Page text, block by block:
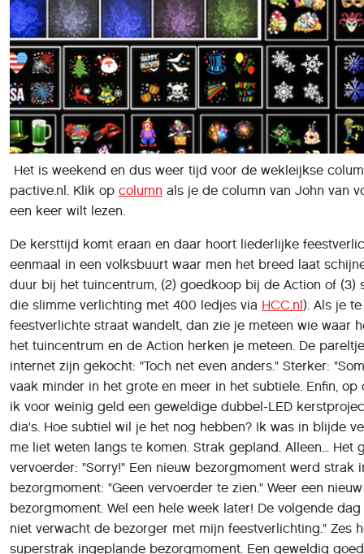
Het is weekend en dus weer tijd voor de wekleijkse
pactive.nl. Klik op column als je de column van John van
een keer wilt lezen.
De kersttijd komt eraan en daar hoort liederlijke
eenmaal in een volksbuurt waar men het breed laat
duur bij het tuincentrum, (2) goedkoop bij de Action of (3)
die slimme verlichting met 400 ledjes via HCC.nl). Als je
feestverlichte straat wandelt, dan zie je meteen wie waar
het tuincentrum en de Action herken je meteen. De
internet zijn gekocht: "Toch net even anders." Sterker:
vaak minder in het grote en meer in het subtiele. Enfin, op
ik voor weinig geld een geweldige dubbel-LED
dia's. Hoe subtiel wil je het nog hebben? Ik was in blijde
me liet weten langs te komen. Strak gepland. Alleen... Het
vervoerder: "Sorry!" Een nieuw bezorgmoment werd strak
bezorgmoment: "Geen vervoerder te zien." Weer een
bezorgmoment. Wel een hele week later! De volgende
niet verwacht de bezorger met mijn feestverlichting." Zes
superstrak ingeplande bezorgmoment. Een geweldig